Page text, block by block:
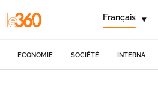
Français ▾
ECONOMIE SOCIÉTÉ